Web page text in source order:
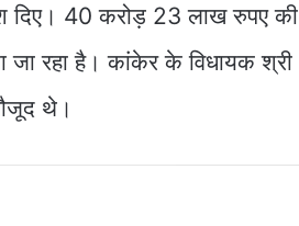
दिए। 40 करोड़ 23 लाख रुपए की
रहा है। कांकेर के विधायक श्री
थे।